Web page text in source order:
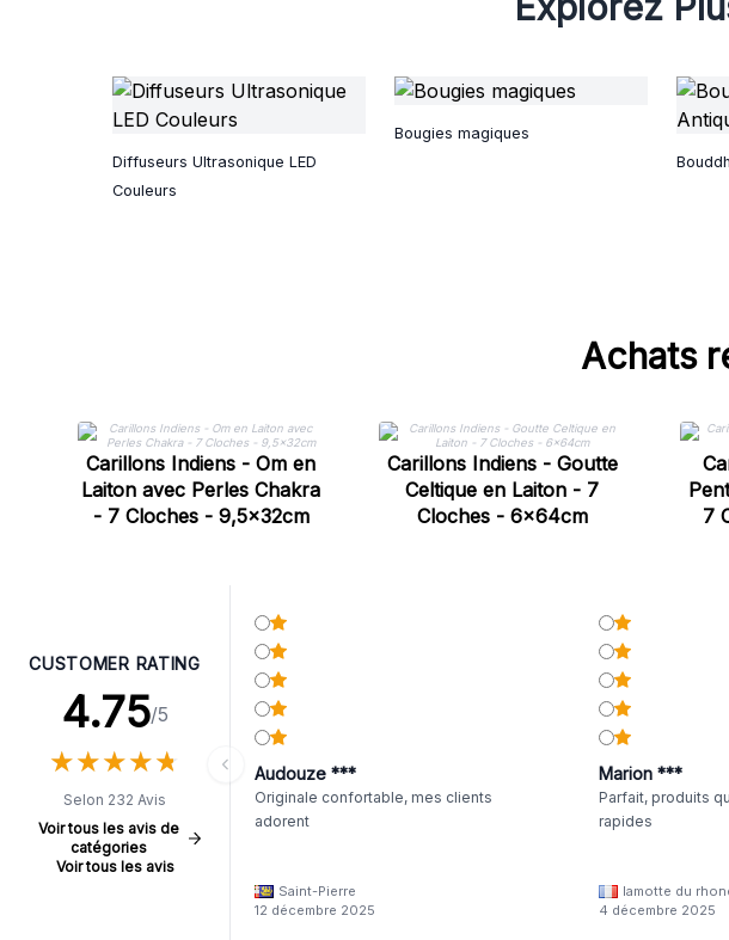
Diffuseurs Ultrasonique LED
Couleurs
Bougies magiques
Achats
Carillons Indiens - Om en
Laiton avec Perles Chakra
- 7 Cloches - 9,5x32cm
Carillons Indiens - Goutte
Celtique en Laiton - 7
Cloches - 6x64cm
7
CUSTOMER RATING
4.75/5
★★★★★
★★★★★
Selon 232 Avis
Voir tous les avis de
catégories
Voir tous les avis
Audouze ***
Originale confortable, mes clients
adorent
Saint-Pierre
12 décembre 2025
Marion ***
Parfait, produits
rapides
lamotte du
4 décembre 2025